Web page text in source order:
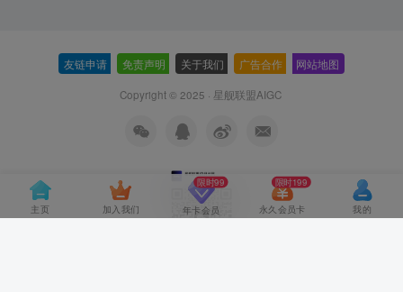
友链申请 免责声明 关于我们 广告合作 网站地图
Copyright © 2025 · 星舰联盟AIGC
主页 加入我们 年卡会员
限时99
永久会员卡
限时199
我的